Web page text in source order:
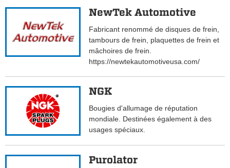
NewTek Automotive
Fabricant renommé de disques de frein,
tambours de frein, plaquettes de frein et
mâchoires de frein.
https://newtekautomotiveusa.com/
NGK
Bougies d'allumage de réputation
mondiale. Destinées également à des
usages spéciaux.
Purolator